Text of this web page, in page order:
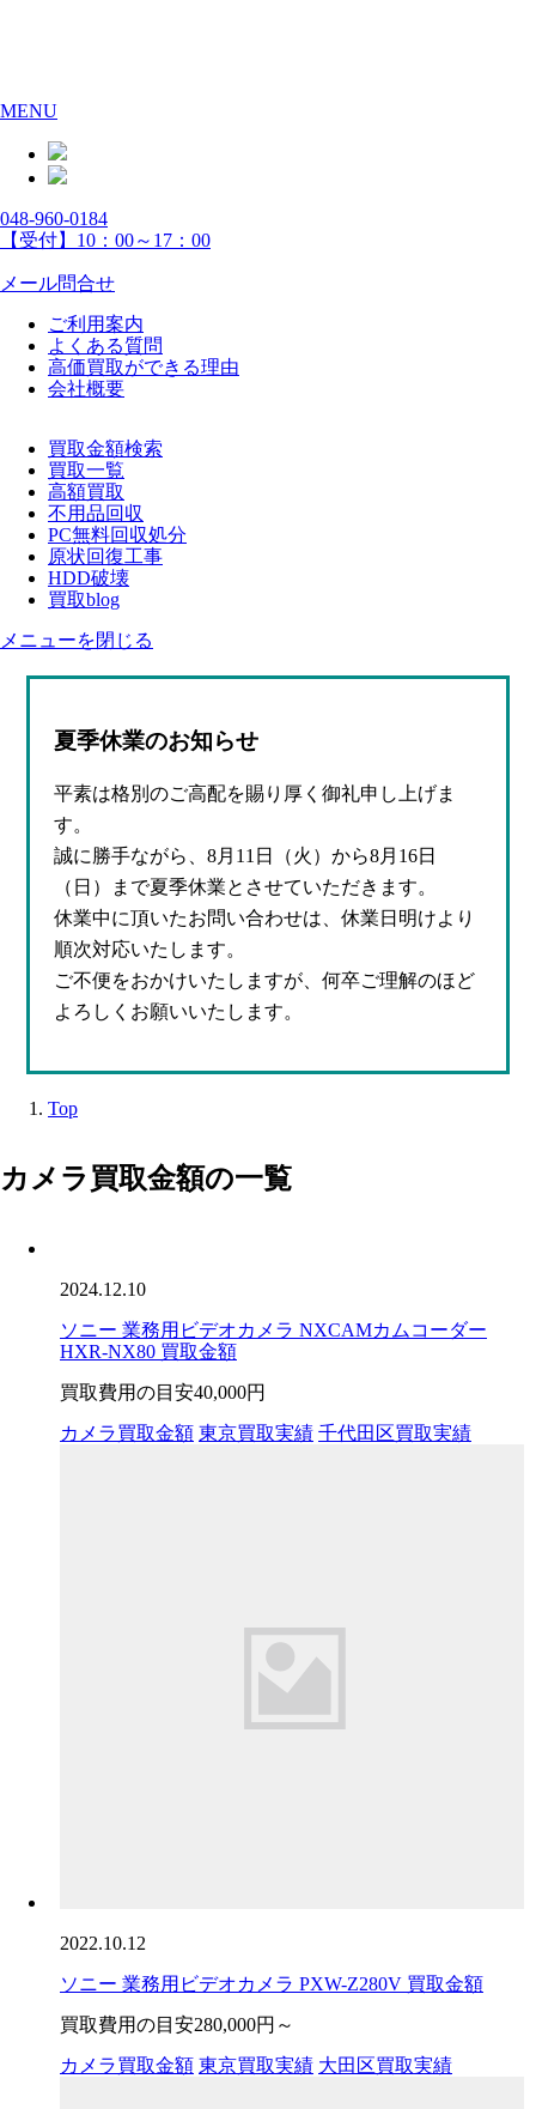
MENU
048-960-0184
【受付】10：00～17：00
メール問合せ
ご利用案内
よくある質問
高価買取ができる理由
会社概要
買取金額検索
買取一覧
高額買取
不用品回収
PC無料回収処分
原状回復工事
HDD破壊
買取blog
メニューを閉じる
夏季休業のお知らせ
平素は格別のご高配を賜り厚く御礼申し上げま
す。
誠に勝手ながら、8月11日（火）から8月16日
（日）まで夏季休業とさせていただきます。
休業中に頂いたお問い合わせは、休業日明けより
順次対応いたします。
ご不便をおかけいたしますが、何卒ご理解のほど
よろしくお願いいたします。
Top
カメラ買取金額の一覧
2024.12.10
ソニー 業務用ビデオカメラ NXCAMカムコーダー
HXR-NX80 買取金額
買取費用の目安40,000円
カメラ買取金額 東京買取実績 千代田区買取実績
2022.10.12
ソニー 業務用ビデオカメラ PXW-Z280V 買取金額
買取費用の目安280,000円～
カメラ買取金額 東京買取実績 大田区買取実績